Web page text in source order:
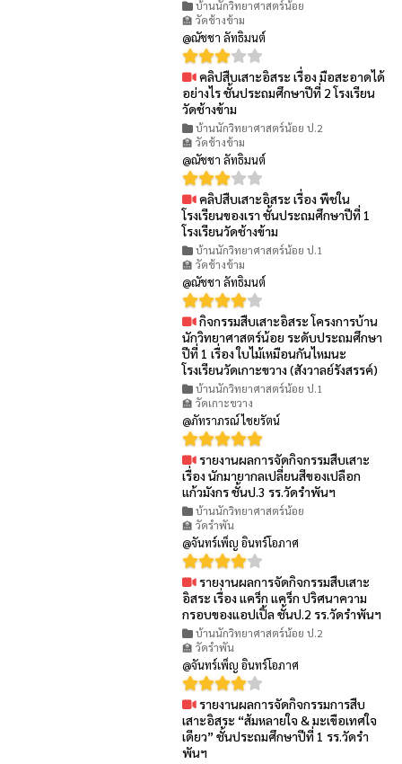
บ้านนักวิทยาศาสตร์น้อย
🏫 วัดช้างข้าม
@ณัชชา ลัทธิมนต์
คลิปสืบเสาะอิสระ เรื่อง มือสะอาดได้
อย่างไร ชั้นประถมศึกษาปีที่ 2 โรงเรียน
วัดช้างข้าม
บ้านนักวิทยาศาสตร์น้อย ป.2
🏫 วัดช้างข้าม
@ณัชชา ลัทธิมนต์
คลิปสืบเสาะอิสระ เรื่อง พืชใน
โรงเรียนของเรา ชั้นประถมศึกษาปีที่ 1
โรงเรียนวัดช้างข้าม
บ้านนักวิทยาศาสตร์น้อย ป.1
🏫 วัดช้างข้าม
@ณัชชา ลัทธิมนต์
กิจกรรมสืบเสาะอิสระ โครงการบ้าน
นักวิทยาศาสตร์น้อย ระดับประถมศึกษา
ปีที่ 1 เรื่อง ใบไม้เหมือนกันไหมนะ
โรงเรียนวัดเกาะขวาง (สังวาลย์รังสรรค์)
บ้านนักวิทยาศาสตร์น้อย ป.1
🏫 วัดเกาะขวาง
@ภัทราภรณ์ ไชยรัตน์
รายงานผลการจัดกิจกรรมสืบเสาะ
เรื่อง นักมายากลเปลี่ยนสีของเปลือก
แก้วมังกร ชั้นป.3 รร.วัดรำพันฯ
บ้านนักวิทยาศาสตร์น้อย
🏫 วัดรำพัน
@จันทร์เพ็ญ อินทร์โอภาศ
รายงานผลการจัดกิจกรรมสืบเสาะ
อิสระ เรื่อง แคร็ก แคร็ก ปริศนาความ
กรอบของแอปเปิ้ล ชั้นป.2 รร.วัดรำพันฯ
บ้านนักวิทยาศาสตร์น้อย ป.2
🏫 วัดรำพัน
@จันทร์เพ็ญ อินทร์โอภาศ
รายงานผลการจัดกิจกรรมการสืบ
เสาะอิสระ “ส้มหลายใจ & มะเขือเทศใจ
เดียว” ชั้นประถมศึกษาปีที่ 1 รร.วัดรำ
พันฯ